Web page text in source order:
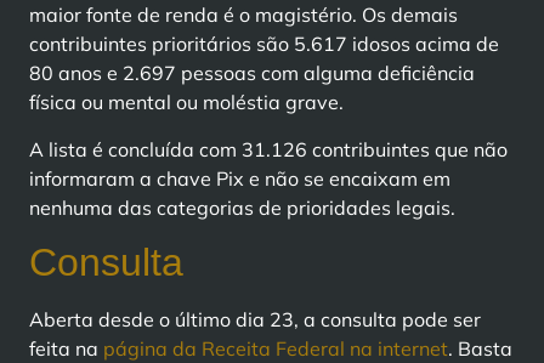
maior fonte de renda é o magistério. Os demais
contribuintes prioritários são 5.617 idosos acima de
80 anos e 2.697 pessoas com alguma deficiência
física ou mental ou moléstia grave.
A lista é concluída com 31.126 contribuintes que não
informaram a chave Pix e não se encaixam em
nenhuma das categorias de prioridades legais.
Consulta
Aberta desde o último dia 23, a consulta pode ser
feita na página da Receita Federal na internet. Basta